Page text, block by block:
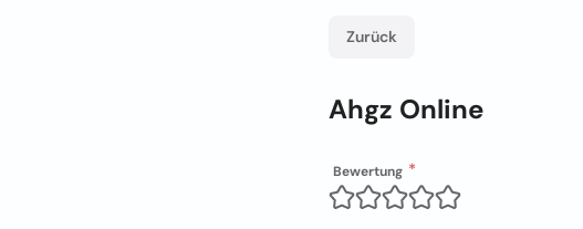
Zurück
Ahgz Online
Bewertung